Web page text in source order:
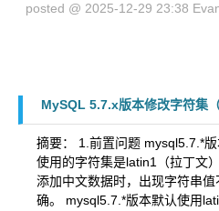
posted @ 2025-12-29 23:38
MySQL 5.7.x版本修改字符集
摘要： 1.前置问题 mysql5.7.*版
使用的字符集是latin1（拉丁文
添加中文数据时，出现字符串值
确。 mysql5.7.*版本默认使用